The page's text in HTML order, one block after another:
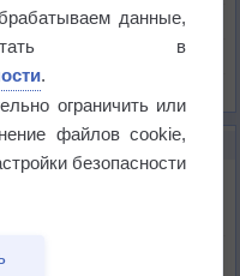
тёплым за всю
самые жаркие
данные,
в
.
ограничить или
файлов cookie,
безопасности